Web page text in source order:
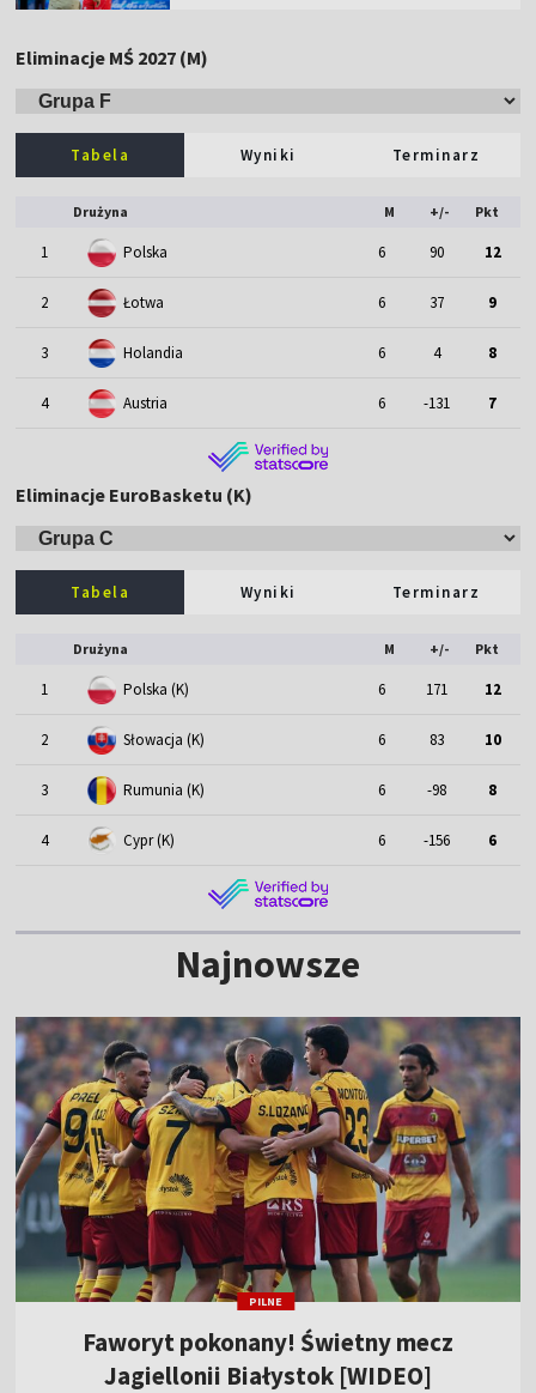
Eliminacje MŚ 2027 (M)
Tabela Wyniki Terminarz
Drużyna M +/- Pkt
1 Polska 6 90 12
2 Łotwa 6 37 9
3 Holandia 6 4 8
4 Austria 6 -131 7
Eliminacje EuroBasketu (K)
Tabela Wyniki Terminarz
Drużyna M +/- Pkt
1 Polska (K) 6 171 12
2 Słowacja (K) 6 83 10
3 Rumunia (K) 6 -98 8
4 Cypr (K) 6 -156 6
Najnowsze
PILNE
Faworyt pokonany! Świetny mecz
Jagiellonii Białystok [WIDEO]